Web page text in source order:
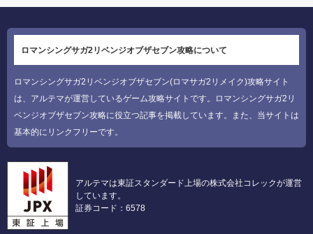
ロマンシングサガ2リベンジオブザセブン攻略について
ロマンシングサガ2リベンジオブザセブン(ロマサガ2リメイク)攻略サイト
は、アルテマが運営しているゲーム攻略サイトです。ロマンシングサガ2リ
ベンジオブザセブン攻略に役立つ記事を掲載しています。また、当サイトは
基本的にリンクフリーです。
アルテマは東証スタンダード上場の株式会社コレックが運営
しています。
証券コード：6578